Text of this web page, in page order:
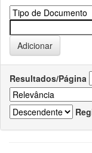
Resultados/Página